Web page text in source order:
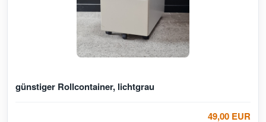
günstiger Rollcontainer, lichtgrau
49,00 EUR